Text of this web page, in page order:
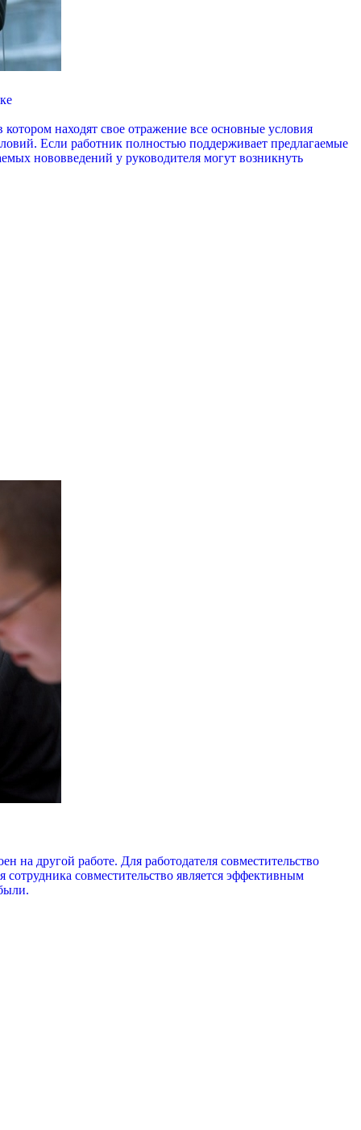
находят свое отражение все основные условия
Если работник полностью поддерживает предлагаемые
нововведений у руководителя могут возникнуть
на другой работе. Для работодателя совместительство
совместительство является эффективным